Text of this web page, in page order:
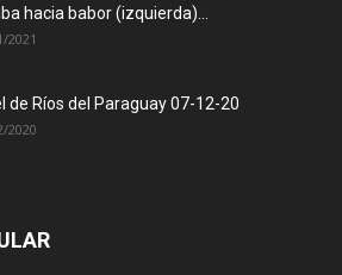
hacia babor (izquierda)...
2021
de Ríos del Paraguay 07-12-20
2020